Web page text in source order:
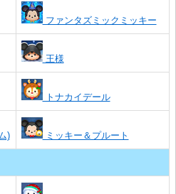
ファンタズミックミッキー
王様
トナカイデール
) ミッキー＆プルート